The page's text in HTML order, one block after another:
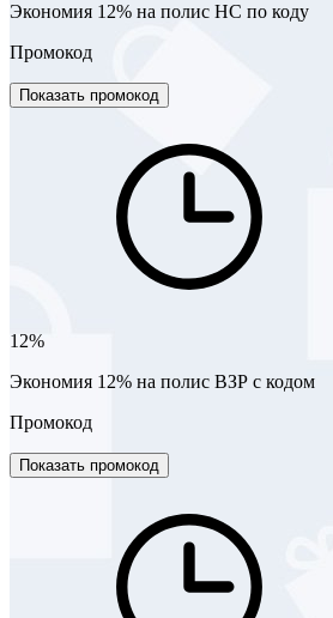
Экономия 12% на полис НС по коду
Промокод
Показать промокод
12%
Экономия 12% на полис ВЗР с кодом
Промокод
Показать промокод